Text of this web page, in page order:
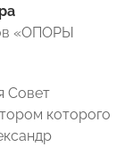
«ОПОРЫ
Совет
которого